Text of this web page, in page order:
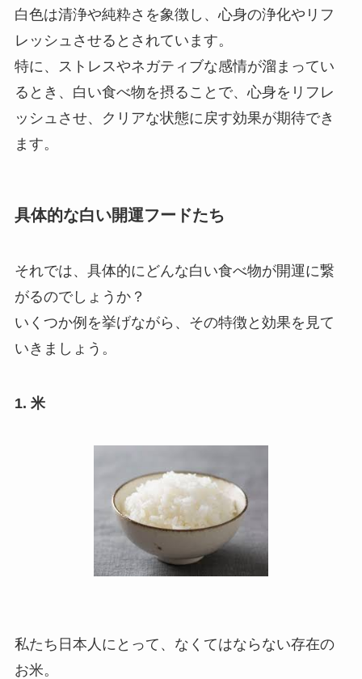
白色は清浄や純粋さを象徴し、心身の浄化やリフ
レッシュさせるとされています。
特に、ストレスやネガティブな感情が溜まってい
るとき、白い食べ物を摂ることで、心身をリフレ
ッシュさせ、クリアな状態に戻す効果が期待でき
ます。
具体的な白い開運フードたち
それでは、具体的にどんな白い食べ物が開運に繋
がるのでしょうか？
いくつか例を挙げながら、その特徴と効果を見て
いきましょう。
1. 米
私たち日本人にとって、なくてはならない存在の
お米。